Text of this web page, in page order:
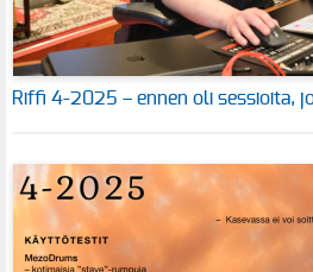
Riffi 4-2025 – ennen oli sessioita,